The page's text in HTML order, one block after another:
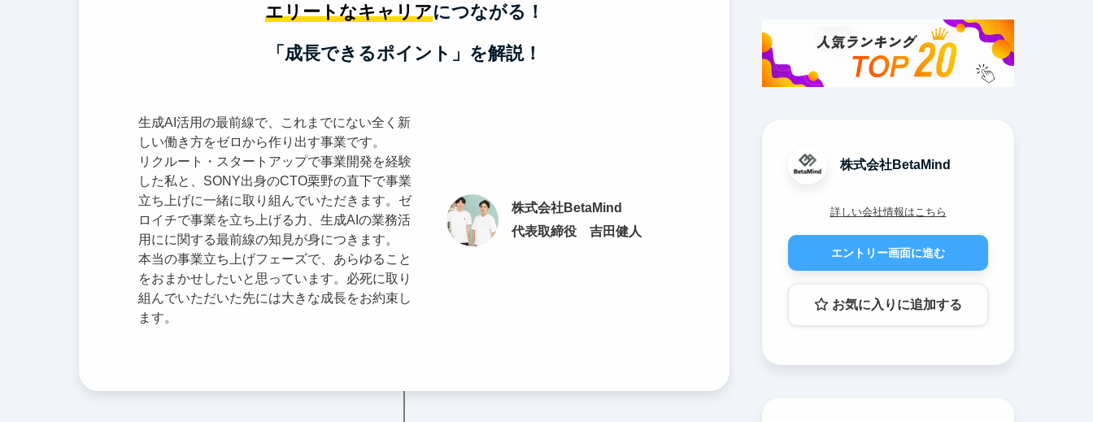
エリートなキャリアにつながる！
「成長できるポイント」を解説！
株式会社BetaMind
代表取締役 吉田健人
生成AI活用の最前線で、これまでにない全く新
しい働き方をゼロから作り出す事業です。
リクルート・スタートアップで事業開発を経験
した私と、SONY出身のCTO栗野の直下で事業
立ち上げに一緒に取り組んでいただきます。ゼ
ロイチで事業を立ち上げる力、生成AIの業務活
用にに関する最前線の知見が身につきます。
本当の事業立ち上げフェーズで、あらゆること
をおまかせしたいと思っています。必死に取り
組んでいただいた先には大きな成長をお約束し
ます。
株式会社BetaMind
詳しい会社情報はこちら
エントリー画面に進む
お気に入りに追加する